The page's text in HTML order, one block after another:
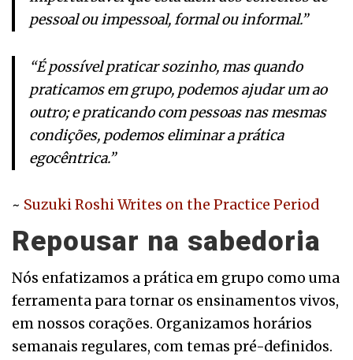
pessoal ou impessoal, formal ou informal.”
“É possível praticar sozinho, mas quando
praticamos em grupo, podemos ajudar um ao
outro; e praticando com pessoas nas mesmas
condições, podemos eliminar a prática
egocêntrica.”
~ Suzuki Roshi Writes on the Practice Period
Repousar na sabedoria
Nós enfatizamos a prática em grupo como uma
ferramenta para tornar os ensinamentos vivos,
em nossos corações. Organizamos horários
semanais regulares, com temas pré-definidos.